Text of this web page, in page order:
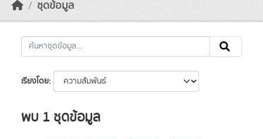
ชุดข้อมูล
เรียงโดย
พบ 1 ชุดข้อมูล